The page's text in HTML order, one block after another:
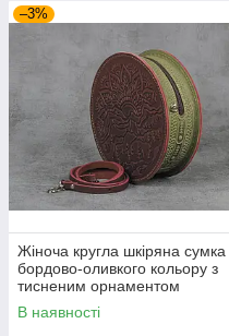
–3%
Жіноча кругла шкіряна сумка
бордово-оливкого кольору з
тисненим орнаментом
«Гори», діаметр 22 см
В наявності